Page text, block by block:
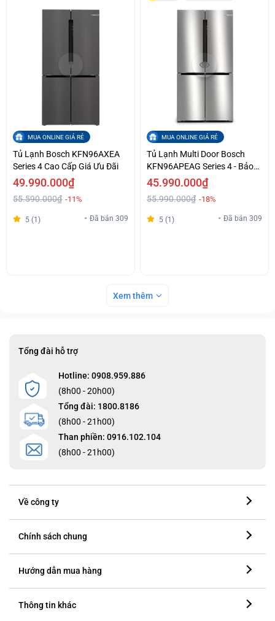
MUA ONLINE GIÁ RẺ
Tủ Lạnh Bosch KFN96AXEA
Series 4 Cao Cấp Giá Ưu Đãi
49.990.000₫
55.590.000₫ -11%
5 (1) Đã bán 309
MUA ONLINE GIÁ RẺ
Tủ Lạnh Multi Door Bosch
KFN96APEAG Series 4 - Bảo
Quản Thực Phẩm Với Công
Nghệ Vượt Trội MultiAirflow
Hỗ Trợ Trả Góp
45.990.000₫
55.990.000₫ -18%
5 (1) Đã bán 309
Xem thêm
Tổng đài hỗ trợ
Hotline: 0908.959.886
(8h00 - 20h00)
Tổng đài: 1800.8186
(8h00 - 21h00)
Than phiền: 0916.102.104
(8h00 - 21h00)
Về công ty
Chính sách chung
Hướng dẫn mua hàng
Thông tin khác